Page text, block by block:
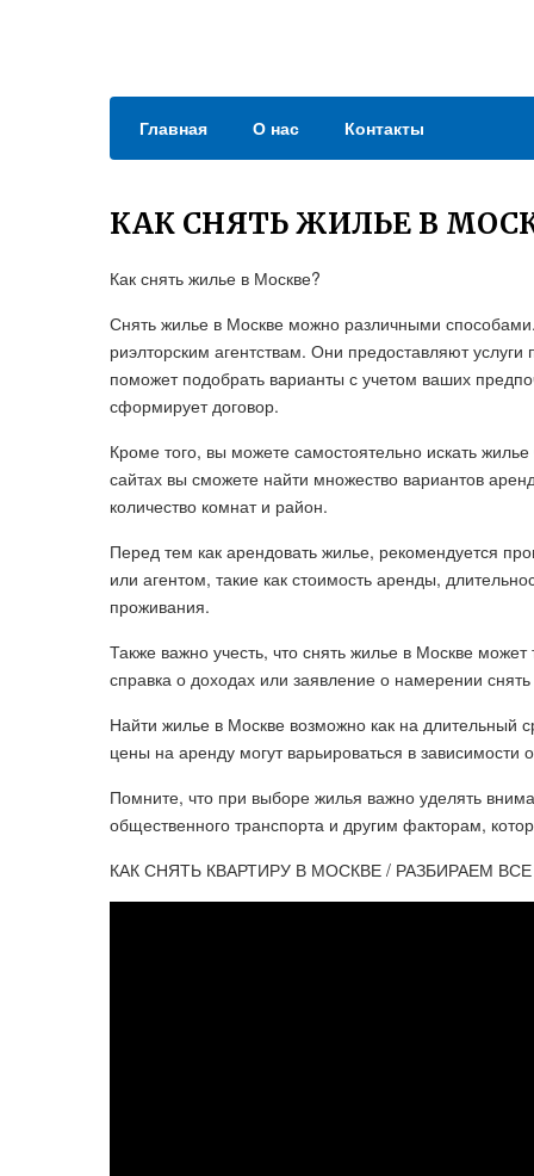
Главная О нас Контакты
КАК СНЯТЬ ЖИЛЬЕ В
Как снять жилье в Москве?
Снять жилье в Москве можно различными
риэлторским агентствам. Они предоставляют
поможет подобрать варианты с учетом ваших
сформирует договор.
Кроме того, вы можете самостоятельно искать
сайтах вы сможете найти множество вариантов
количество комнат и район.
Перед тем как арендовать жилье, рекомендуется
или агентом, такие как стоимость аренды,
проживания.
Также важно учесть, что снять жилье в Москве
справка о доходах или заявление о намерении
Найти жилье в Москве возможно как на длительный
цены на аренду могут варьироваться в зависимости
Помните, что при выборе жилья важно уделять
общественного транспорта и другим факторам,
КАК СНЯТЬ КВАРТИРУ В МОСКВЕ / РАЗБИРАЕМ